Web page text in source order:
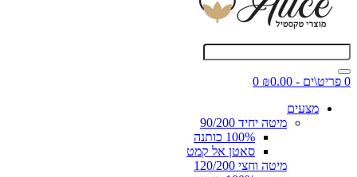
0 פריט\ים - ₪0.00
0
מצעים
מיטה יחיד 90/200
100% כותנה
סאטן אל קמט
מיטה וחצי 120/200